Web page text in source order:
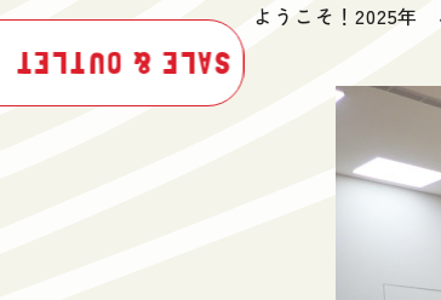
ようこそ！2025年
SALE & OUTLET